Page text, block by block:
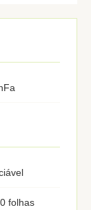
folhas